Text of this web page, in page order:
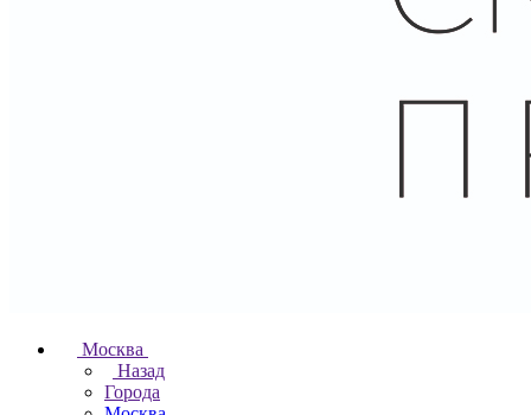
Москва
Назад
Города